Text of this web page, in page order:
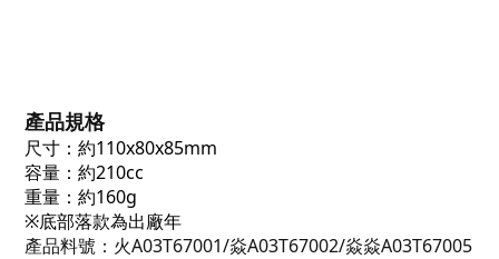
產品規格
尺寸 ：約110x80x85mm
容量 ：約210cc
重量 ：約160g
※底部落款為出廠年
產品料號：火A03T67001/焱A03T67002/焱焱A03T67005